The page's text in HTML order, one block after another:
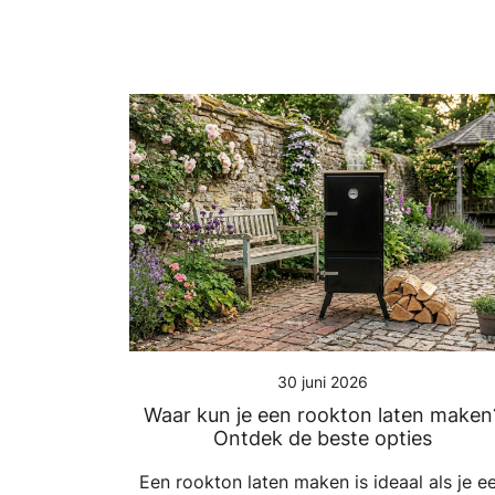
30 juni 2026
Waar kun je een rookton laten
Ontdek de beste opties
Een rookton laten maken is ideaal als je